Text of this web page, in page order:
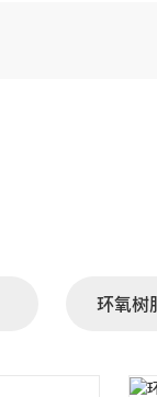
环氧树